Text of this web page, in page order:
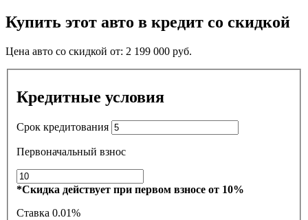
Купить этот авто в кредит со скидкой
Цена авто со скидкой от: 2 199 000 руб.
Кредитные условия
Срок кредитования
Первоначальный взнос
*Скидка действует при первом взносе от 10%
Ставка 0.01%